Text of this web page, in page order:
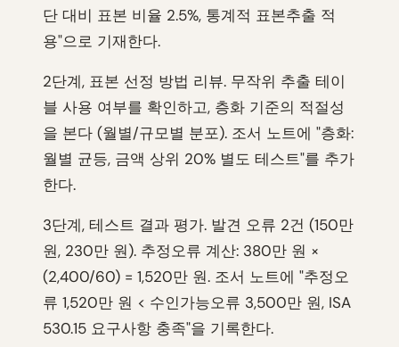
단 대비 표본 비율 2.5%, 통계적 표본추출 적
용"으로 기재한다.
2단계, 표본 선정 방법 리뷰. 무작위 추출 테이
블 사용 여부를 확인하고, 층화 기준의 적절성
을 본다 (월별/규모별 분포). 조서 노트에 "층화:
월별 균등, 금액 상위 20% 별도 테스트"를 추가
한다.
3단계, 테스트 결과 평가. 발견 오류 2건 (150만
원, 230만 원). 추정오류 계산: 380만 원 ×
(2,400/60) = 1,520만 원. 조서 노트에 "추정오
류 1,520만 원 < 수인가능오류 3,500만 원, ISA
530.15 요구사항 충족"을 기록한다.